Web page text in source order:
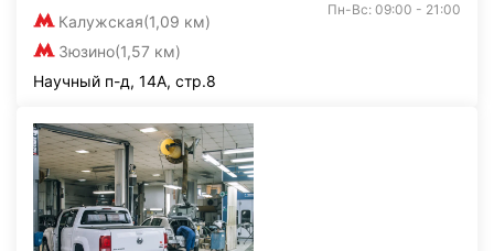
Калужская(1,09 км)
Зюзино(1,57 км)
Пн-Вс: 09:00 - 21:00
Научный п-д, 14А, стр.8